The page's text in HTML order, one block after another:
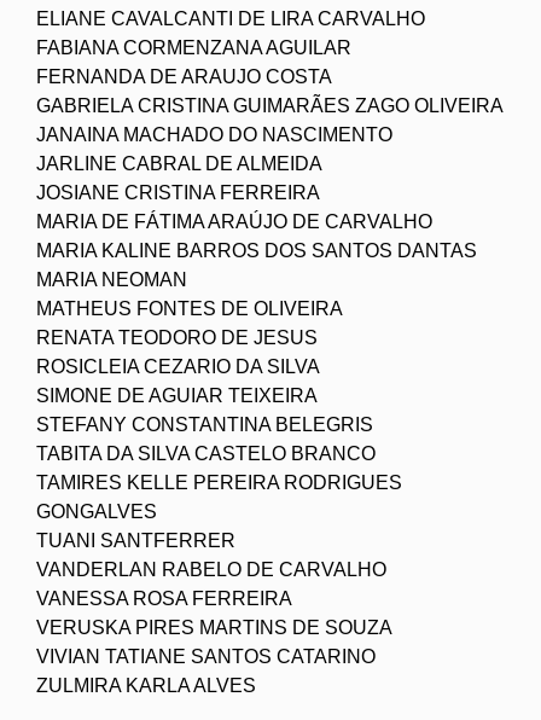
ELIANE CAVALCANTI DE LIRA CARVALHO
FABIANA CORMENZANA AGUILAR
FERNANDA DE ARAUJO COSTA
GABRIELA CRISTINA GUIMARÃES ZAGO OLIVEIRA
JANAINA MACHADO DO NASCIMENTO
JARLINE CABRAL DE ALMEIDA
JOSIANE CRISTINA FERREIRA
MARIA DE FÁTIMA ARAÚJO DE CARVALHO
MARIA KALINE BARROS DOS SANTOS DANTAS
MARIA NEOMAN
MATHEUS FONTES DE OLIVEIRA
RENATA TEODORO DE JESUS
ROSICLEIA CEZARIO DA SILVA
SIMONE DE AGUIAR TEIXEIRA
STEFANY CONSTANTINA BELEGRIS
TABITA DA SILVA CASTELO BRANCO
TAMIRES KELLE PEREIRA RODRIGUES
GONGALVES
TUANI SANTFERRER
VANDERLAN RABELO DE CARVALHO
VANESSA ROSA FERREIRA
VERUSKA PIRES MARTINS DE SOUZA
VIVIAN TATIANE SANTOS CATARINO
ZULMIRA KARLA ALVES